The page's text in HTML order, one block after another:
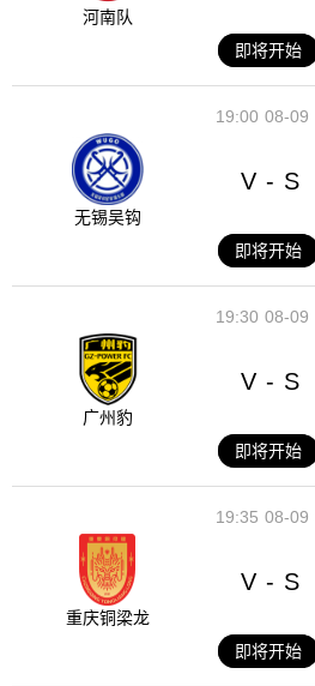
河南队
即将开始
08-09
19:00
无锡吴钩
V - S
即将开始
08-09
19:30
广州豹
V - S
即将开始
08-09
19:35
重庆铜梁龙
V - S
即将开始